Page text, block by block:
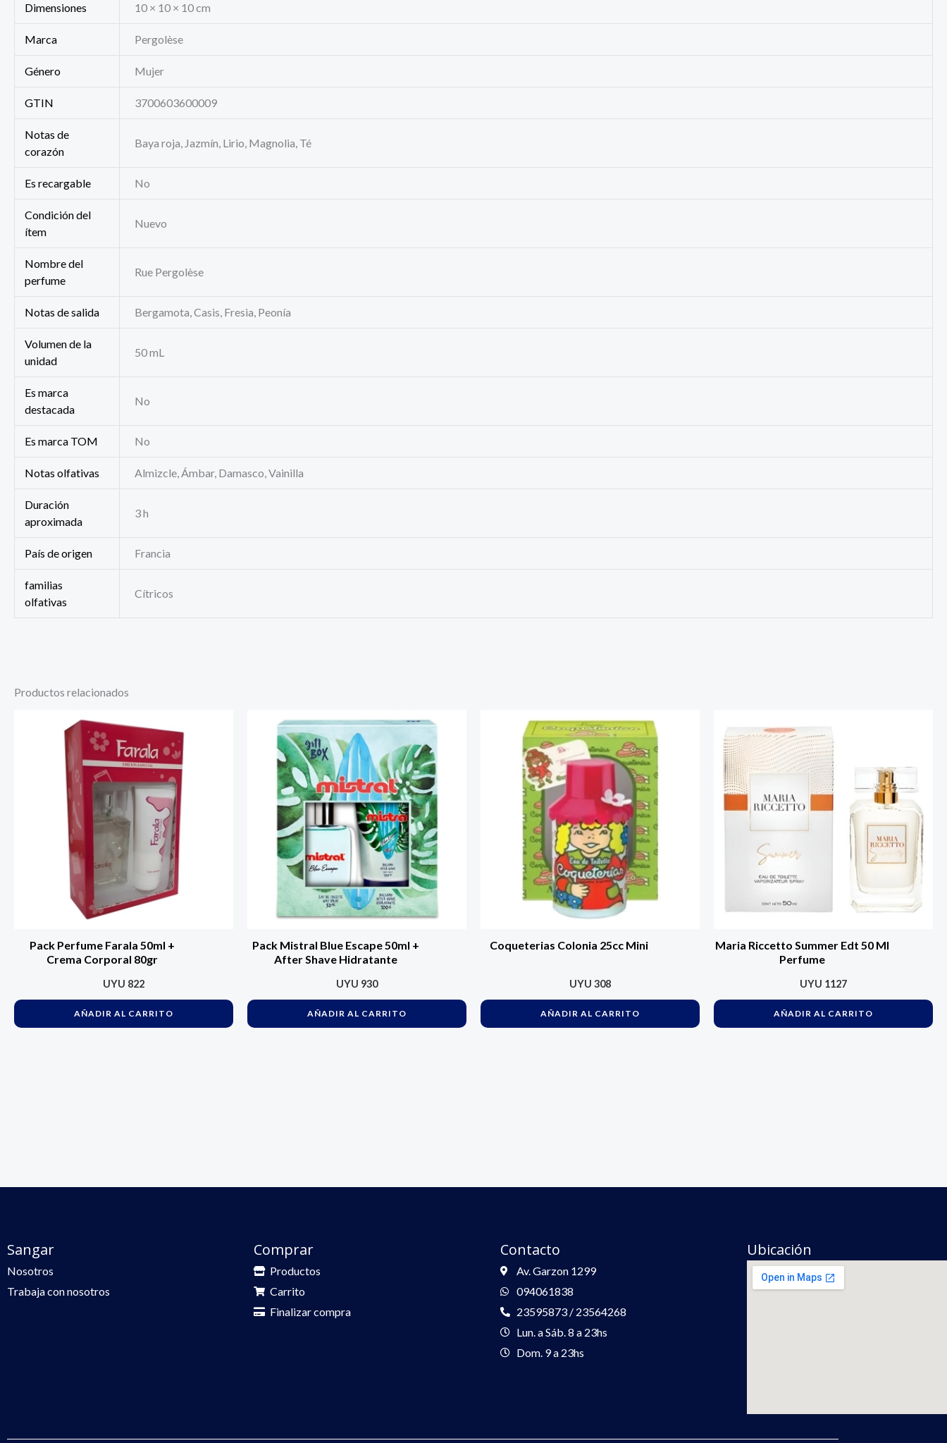
Dimensiones 10 × 10 × 10 cm
Marca Pergolèse
Género Mujer
GTIN 3700603600009
Notas de
corazón
Baya roja, Jazmín, Lirio, Magnolia, Té
Es recargable No
Condición del
ítem
Nuevo
Nombre del
perfume
Rue Pergolèse
Notas de salida Bergamota, Casis, Fresia, Peonía
Volumen de la
unidad
50 mL
Es marca
destacada
No
Es marca TOM No
Notas olfativas Almizcle, Ámbar, Damasco, Vainilla
Duración
aproximada
3 h
País de origen Francia
familias
olfativas
Cítricos
Productos relacionados
Pack Perfume Farala 50ml +
Crema Corporal 80gr
UYU 822
AÑADIR AL CARRITO
Pack Mistral Blue Escape 50ml +
After Shave Hidratante
UYU 930
AÑADIR AL CARRITO
Coqueterias Colonia 25cc Mini
UYU 308
AÑADIR AL CARRITO
Maria Riccetto Summer Edt 50 Ml
Perfume
UYU 1127
AÑADIR AL CARRITO
Sangar
Nosotros
Trabaja con nosotros
Comprar
Productos
Carrito
Finalizar compra
Contacto
Av. Garzon 1299
094061838
23595873 / 23564268
Lun. a Sáb. 8 a 23hs
Dom. 9 a 23hs
Ubicación